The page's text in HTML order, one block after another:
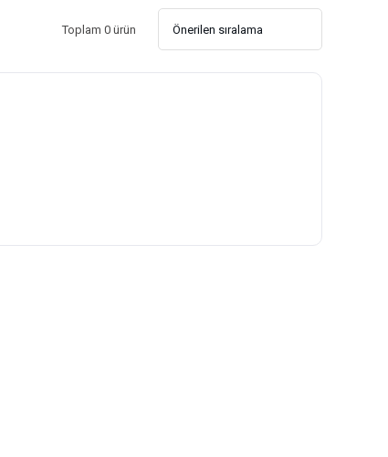
Toplam 0 ürün